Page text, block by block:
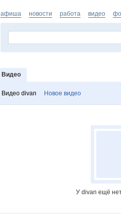
афиша новости работа видео
Видео
Видео divan Новое видео
У divan ещё